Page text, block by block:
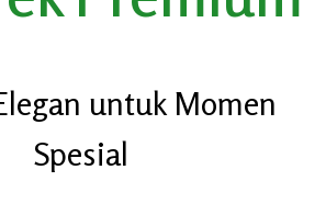
untuk Momen
Spesial